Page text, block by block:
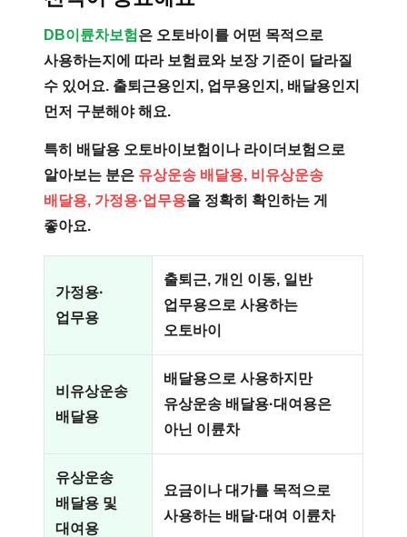
DB이륜차보험 은 오토바이를 어떤 목적으로
사용하는지에 따라 보험료와 보장 기준이 달라질
수 있어요. 출퇴근용인지, 업무용인지, 배달용인지
먼저 구분해야 해요.
특히 배달용 오토바이보험이나 라이더보험으로
알아보는 분은 유상운송 배달용, 비유상운송
배달용, 가정용·업무용을 정확히 확인하는 게
좋아요.
가정용·
업무용
출퇴근, 개인 이동, 일반
업무용으로 사용하는
오토바이
비유상운송
배달용
배달용으로 사용하지만
유상운송 배달용·대여용은
아닌 이륜차
유상운송
배달용 및
대여용
요금이나 대가를 목적으로
사용하는 배달·대여 이륜차